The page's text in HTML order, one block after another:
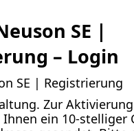
SE |
– Login
SE | Registrierung
Zur
ein 10-stelliger